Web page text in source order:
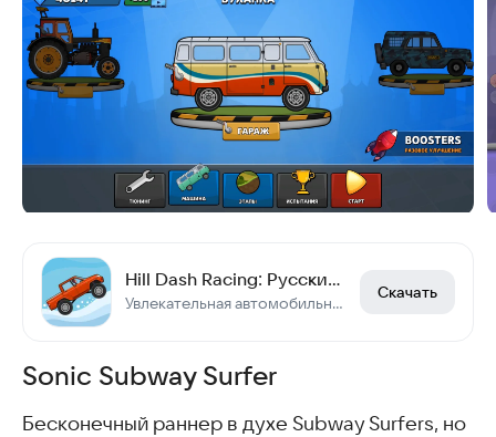
Hill Dash Racing: Русские тачки
Увлекательная автомобильная 2D-игра, основанная на физике
Скачать
Sonic Subway Surfer
Бесконечный раннер в духе Subway Surfers, но